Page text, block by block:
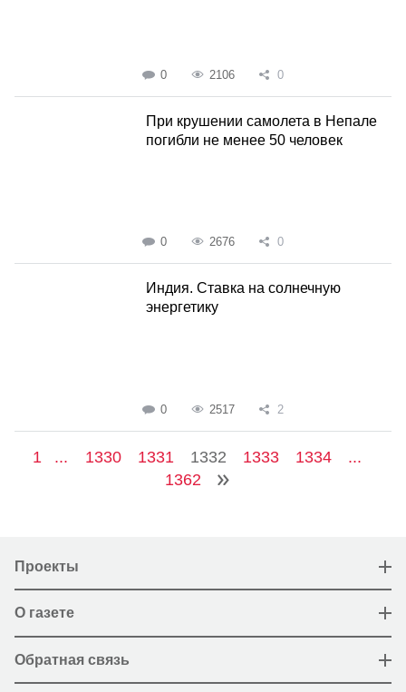
0 2106 0
При крушении самолета в Непале
погибли не менее 50 человек
0 2676 0
Индия. Ставка на солнечную
энергетику
0 2517 2
1 ... 1330 1331 1332 1333 1334
...
1362
Проекты
О газете
Обратная связь